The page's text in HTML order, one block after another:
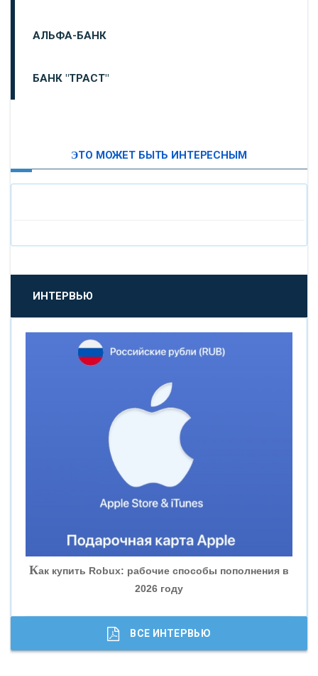
АЛЬФА-БАНК
БАНК "ТРАСТ"
«БАНК САНКТ-ПЕТЕРБУРГ»
«ПРОМСВЯЗЬБАНК»
«НОВИКОМБАНК»
«ВНЕШПРОМБАНК»
«БАНК ГЛОБЭКС»
«СОВКОМБАНК»
«ГАЗПРОМБАНК»
ЭТО МОЖЕТ БЫТЬ ИНТЕРЕСНЫМ
ИНТЕРВЬЮ
Как купить Robux: рабочие способы пополнения в
2026 году
ВСЕ ИНТЕРВЬЮ